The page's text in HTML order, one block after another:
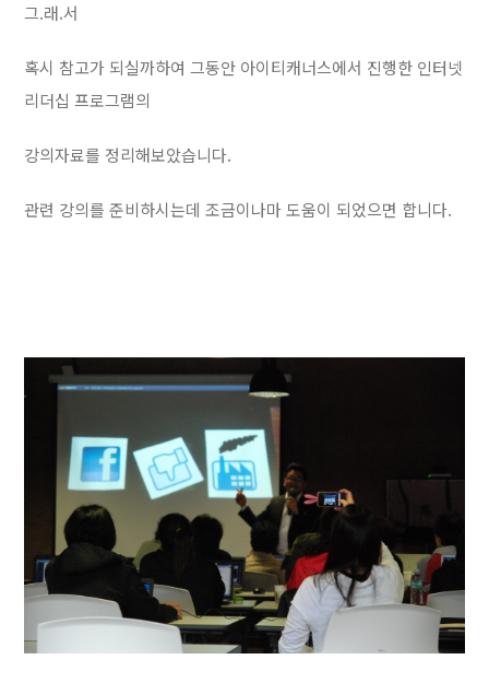
그.래.서
혹시 참고가 되실까하여 그동안 아이티캐너스에서 진행한 인터넷
리더십 프로그램의
강의자료를 정리해보았습니다.
관련 강의를 준비하시는데 조금이나마 도움이 되었으면 합니다.